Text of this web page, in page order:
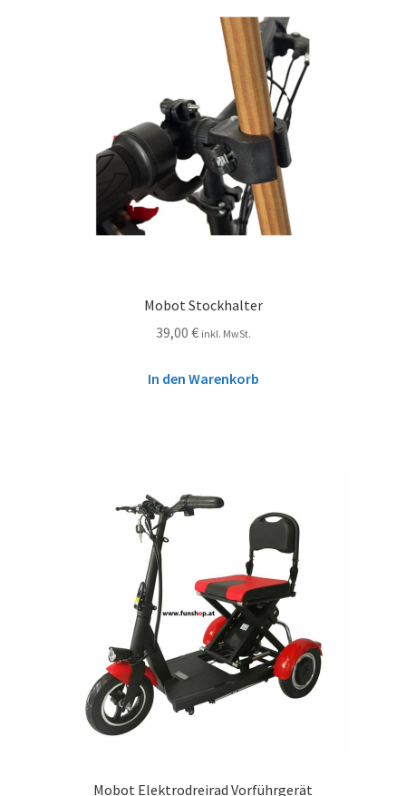
Mobot Stockhalter
39,00 € inkl. MwSt.
In den Warenkorb
Mobot Elektrodreirad Vorführgerät